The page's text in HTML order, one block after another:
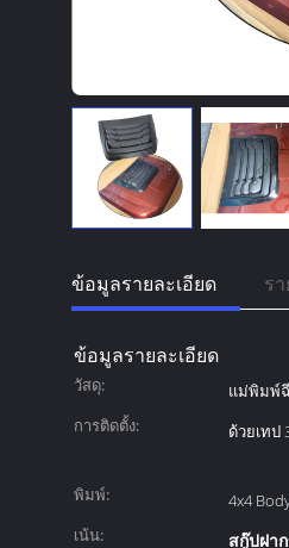
ข้อมูลรายละเอียด ร
ข้อมูลรายละเอียด
วัสดุ: แม่พิมพ์
การติดตั้ง:
ด้วยเทป
พิมพ์:
4x4
เน้น:
สกู๊ปฝา